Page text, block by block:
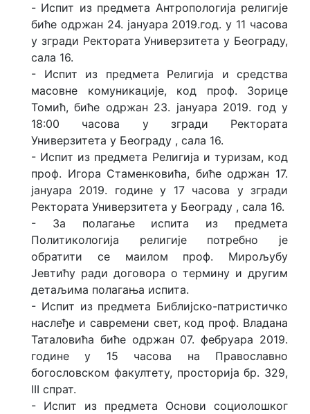
- Испит из предмета Антропологија религије
биће одржан 24. јануара 2019.год. у 11 часова
у згради Ректората Универзитета у Београду,
сала 16.
- Испит из предмета Религија и средства
масовне комуникације, код проф. Зорице
Томић, биће одржан 23. јануара 2019. год у
18:00 часова у згради Ректората
Универзитета у Београду , сала 16.
- Испит из предмета Религија и туризам, код
проф. Игора Стаменковића, биће одржан 17.
јануара 2019. године у 17 часова у згради
Ректората Универзитета у Београду , сала 16.
- За полагање испита из предмета
Политикологија религије потребно је
обратити се маилом проф. Мирољубу
Јевтићу ради договора о термину и другим
детаљима полагања испита.
- Испит из предмета Библијско-патристичко
наслеђе и савремени свет, код проф. Владана
Таталовића биће одржан 07. фебруара 2019.
године у 15 часова на Православно
богословском факултету, просторија бр. 329,
III спрат.
- Испит из предмета Основи социолошког